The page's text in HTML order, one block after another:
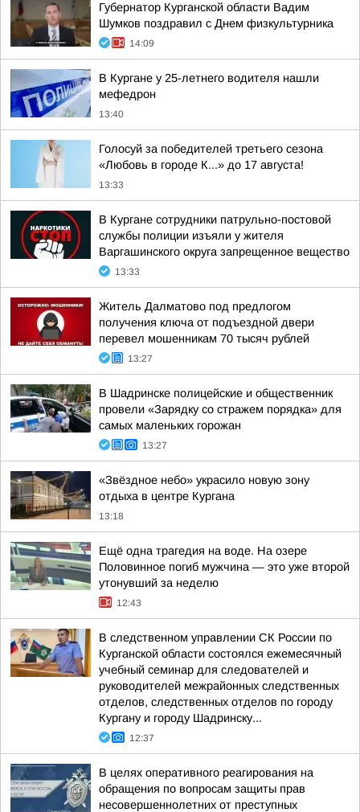
Губернатор Курганской области Вадим
Шумков поздравил с Днем физкультурника
14:09
В Кургане у 25-летнего водителя нашли
мефедрон
13:40
Голосуй за победителей третьего сезона
«Любовь в городе К...» до 17 августа!
13:33
В Кургане сотрудники патрульно-постовой
службы полиции изъяли у жителя
Варгашинского округа запрещенное вещество
13:33
Житель Далматово под предлогом
получения ключа от подъездной двери
перевел мошенникам 70 тысяч рублей
13:27
В Шадринске полицейские и общественник
провели «Зарядку со стражем порядка» для
самых маленьких горожан
13:27
«Звёздное небо» украсило новую зону
отдыха в центре Кургана
13:18
Ещё одна трагедия на воде. На озере
Половинное погиб мужчина — это уже второй
утонувший за неделю
12:43
В следственном управлении СК России по
Курганской области состоялся ежемесячный
учебный семинар для следователей и
руководителей межрайонных следственных
отделов, следственных отделов по городу
Кургану и городу Шадринску...
12:37
В целях оперативного реагирования на
обращения по вопросам защиты прав
несовершеннолетних от преступных